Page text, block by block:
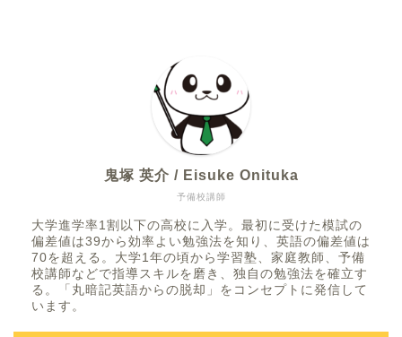
予備校講師
鬼塚 英介 / Eisuke Onituka
大学進学率1割以下の高校に入学。最初に受けた模試の
偏差値は39から効率よい勉強法を知り、英語の偏差値は
70を超える。大学1年の頃から学習塾、家庭教師、予備
校講師などで指導スキルを磨き、独自の勉強法を確立す
る。「丸暗記英語からの脱却」をコンセプトに発信して
います。